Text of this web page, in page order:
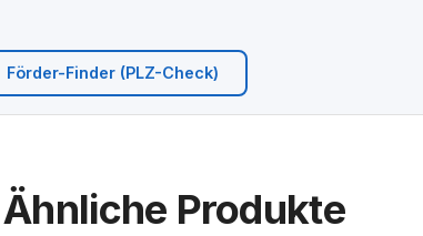
Förder-Finder (PLZ-Check)
Ähnliche Produkte